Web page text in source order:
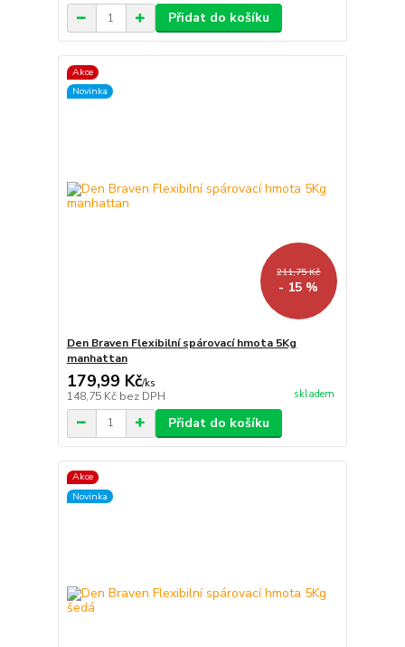
Přidat do košíku
Akce
Novinka
211,75 Kč
- 15 %
Den Braven Flexibilní spárovací hmota 5Kg
manhattan
179,99 Kč/ks
148,75 Kč bez DPH skladem
Přidat do košíku
Akce
Novinka